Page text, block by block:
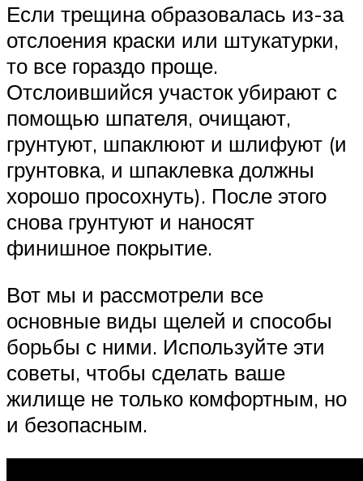
Если трещина образовалась из-за
отслоения краски или штукатурки,
то все гораздо проще.
Отслоившийся участок убирают с
помощью шпателя, очищают,
грунтуют, шпаклюют и шлифуют (и
грунтовка, и шпаклевка должны
хорошо просохнуть). После этого
снова грунтуют и наносят
финишное покрытие.
Вот мы и рассмотрели все
основные виды щелей и способы
борьбы с ними. Используйте эти
советы, чтобы сделать ваше
жилище не только комфортным, но
и безопасным.